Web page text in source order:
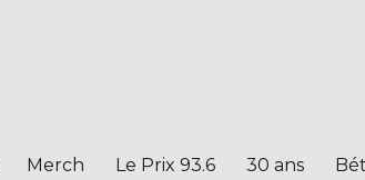
Merch Le Prix 93.6 30 ans